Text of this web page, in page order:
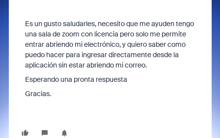
Es un gusto saludarles, necesito que me ayuden tengo
una sala de zoom con licencia pero solo me permite
entrar abriendo mi electrónico, y quiero saber como
puedo hacer para ingresar directamente desde la
aplicación sin estar abriendo mi correo.
Esperando una pronta respuesta
Gracias.